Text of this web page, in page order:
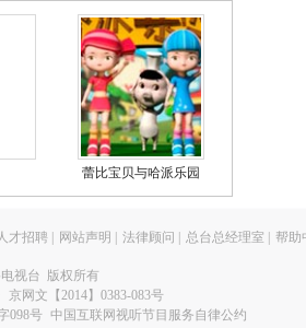
蕾比宝贝与哈派乐园
才招聘 网站声明 法律顾问 总台总经理室 帮助
视台 版权所有
京网文【2014】0383-083号
098号 中国互联网视听节目服务自律公约